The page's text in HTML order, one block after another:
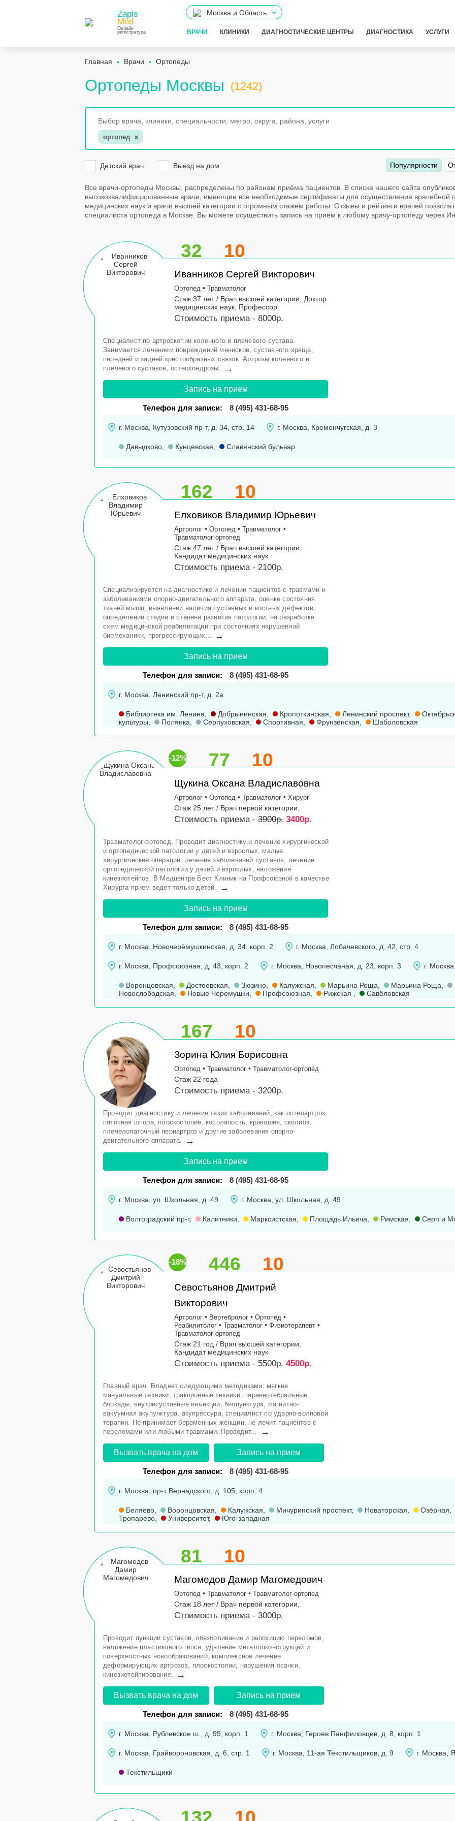
Zapis
Med
Онлайн
регистратура
Москва и Область
ВРАЧИ КЛИНИКИ ДИАГНОСТИЧЕСКИЕ ЦЕНТРЫ ДИАГНОСТИКА УСЛУГИ
Главная Врачи Ортопеды
Ортопеды Москвы (1242)
ортопед x
Детский врач Выезд на дом Популярности
Все врачи-ортопеды Москвы, распределены по районам приёма пациентов. В списке нашего сайта
высококвалифицированные врачи, имеющие все необходимые сертификаты для осуществления врачебной
медицинских наук и врачи высшей категории с огромным стажем работы. Отзывы и рейтинги врачей
специалиста ортопеда в Москве. Вы можете осуществить запись на приём к любому врачу-ортопеду через
32 10
Иванников Сергей Викторович
Ортопед • Травматолог
Стаж 37 лет / Врач высшей категории, Доктор
медицинских наук, Профессор
Стоимость приема - 8000р.
Специалист по артроскопии коленного и плечевого сустава.
Занимается лечением повреждений менисков, суставного хряща,
передней и задней крестообразных связок. Артрозы коленного и
плечевого суставов, остеохондрозы.
→
Запись на прием
Телефон для записи: 8 (495) 431-68-95
г. Москва, Кутузовский пр-т, д. 34, стр. 14 г. Москва, Кременчугская, д. 3
Давыдково Кунцевская Славянский бульвар
162 10
Елховиков Владимир Юрьевич
Артролог • Ортопед • Травматолог •
Травматолог-ортопед
Стаж 47 лет / Врач высшей категории,
Кандидат медицинских наук
Стоимость приема - 2100р.
Специализируется на диагностике и лечении пациентов с травмами и
заболеваниями опорно-двигательного аппарата, оценке состояния
тканей мышц, выявлении наличия суставных и костных дефектов,
определении стадии и степени развития патологии; на разработке
схем медицинской реабилитации при состояниях нарушенной
биомеханики, прогрессирующих...
→
Запись на прием
Телефон для записи: 8 (495) 431-68-95
г. Москва, Ленинский пр-т, д. 2а
Библиотека им. Ленина Добрынинская Кропоткинская Ленинский проспект,
культуры
Полянка Серпуховская Спортивная Фрунзенская Шаболовская
-12% 77 10
Щукина Оксана Владиславовна
Артролог • Ортопед • Травматолог • Хирург
Стаж 25 лет / Врач первой категории,
Стоимость приема - 3900р. 3400р.
Травматолог-ортопед. Проводит диагностику и лечение хирургической
и ортопедической патологии у детей и взрослых, малые
хирургические операции, лечение заболеваний суставов, лечение
ортопедической патологии у детей и взрослых, наложение
кинезиотейпов. В Медцентре Бест Клиник на Профсоюзной в качестве
Хирурга прием ведет только детей.
→
Запись на прием
Телефон для записи: 8 (495) 431-68-95
г. Москва, Новочерёмушкинская, д. 34, корп. 2 г. Москва, Лобачевского, д. 42, стр. 4
г. Москва, Профсоюзная, д. 43, корп. 2 г. Москва, Новопесчаная, д. 23, корп. 3 г.
Воронцовская Достоевская Зюзино Калужская Марьина Роща Марьина Роща
Новослободская
Новые Черемушки Профсоюзная Рижская Савёловская
167 10
Зорина Юлия Борисовна
Ортопед • Травматолог • Травматолог-ортопед
Стаж 22 года
Стоимость приема - 3200р.
Проводит диагностику и лечение таких заболеваний, как остеоартроз,
пяточная шпора, плоскостопие, косолапость, кривошея, сколиоз,
плечелопаточный периартроз и другие заболевания опорно-
двигательного аппарата.
→
Запись на прием
Телефон для записи: 8 (495) 431-68-95
г. Москва, ул. Школьная, д. 49 г. Москва, ул. Школьная, д. 49
Волгоградский пр-т, Калитники Марксистская Площадь Ильича Римская Серп и
-18% 446 10
Севостьянов Дмитрий
Викторович
Артролог • Вертебролог • Ортопед •
Реабилитолог • Травматолог • Физиотерапевт •
Травматолог-ортопед
Стаж 21 год / Врач высшей категории,
Кандидат медицинских наук
Стоимость приема - 5500р. 4500р.
Главный врач. Владеет следующими методиками: мягкие
мануальные техники, тракционные техники, паравертебральные
блокады, внутрисуставные инъекции, биопунктура, магнитно-
вакуумная акупунктура, акупрессура, специалист по ударно-волновой
терапии. Не принимает беременных женщин, не лечит пациентов с
переломами или любыми травмами. Проводит...
→
Вызвать врача на дом Запись на прием
Телефон для записи: 8 (495) 431-68-95
г. Москва, пр-т Вернадского, д. 105, корп. 4
Беляево Воронцовская Калужская Мичуринский проспект, Новаторская Озёрная
Тропарево
Университет, Юго-западная
81 10
Магомедов Дамир Магомедович
Ортопед • Травматолог • Травматолог-ортопед
Стаж 18 лет / Врач первой категории,
Стоимость приема - 3000р.
Проводит пункции суставов, обезболивание и репозицию переломов,
наложение пластикового гипса, удаление металлоконструкций и
поверхностных новообразований, комплексное лечение
деформирующих артрозов, плоскостопии, нарушения осанки,
кинезиотейпирование.
→
Вызвать врача на дом Запись на прием
Телефон для записи: 8 (495) 431-68-95
г. Москва, Рублевское ш., д. 99, корп. 1 г. Москва, Героев Панфиловцев, д. 8, корп. 1
г. Москва, Грайвороновская, д. 6, стр. 1 г. Москва, 11-ая Текстильщиков, д. 9 г. Москва,
Текстильщики